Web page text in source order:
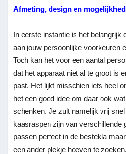
Afmeting, design en
In eerste instantie is het belangrijk
aan jouw persoonlijke voorkeuren
Toch kan het voor een aantal
dat het apparaat niet al te groot is
past. Het lijkt misschien iets heel
het een goed idee om daar ook
schenken. Je zult namelijk vrij
kaasraspen zijn van verschillende
passen perfect in de bestekla
een ander plekje hoeven te zoeken.